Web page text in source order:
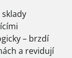
– brzdí
a revidují